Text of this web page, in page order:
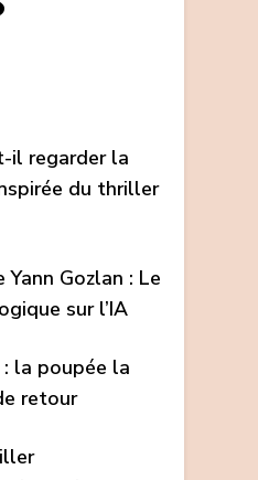
il regarder la
du thriller
Gozlan : Le
sur l’IA
: la poupée la
retour